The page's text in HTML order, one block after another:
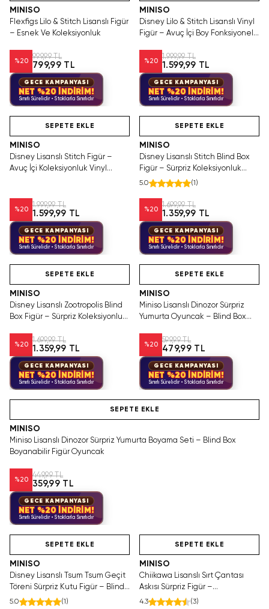
MINISO
Flexfigs Lilo & Stitch Lisanslı Figür
– Esnek Ve Koleksiyonluk
%20
999,99 TL
799,99 TL
GECE KAMPANYASI
NET %20 İNDİRİM!
Sınırlı Sürelidir • Stoklarla Sınırlıdır
MINISO
Disney Lilo & Stitch Lisanslı Vinyl
Figür – Avuç İçi Boy Fonksiyonel
%20
1.999,99 TL
1.599,99 TL
GECE KAMPANYASI
NET %20 İNDİRİM!
Sınırlı Sürelidir • Stoklarla Sınırlıdır
SEPETE EKLE
MINISO
Disney Lisanslı Stitch Figür –
Avuç İçi Koleksiyonluk Vinyl
%20
1.999,99 TL
1.599,99 TL
GECE KAMPANYASI
NET %20 İNDİRİM!
Sınırlı Sürelidir • Stoklarla Sınırlıdır
SEPETE EKLE
MINISO
Disney Lisanslı Stitch Blind Box
Figür – Sürpriz Koleksiyonluk
Kutu
5.0 (1 )
%20
1.699,99 TL
1.359,99 TL
GECE KAMPANYASI
NET %20 İNDİRİM!
Sınırlı Sürelidir • Stoklarla Sınırlıdır
SEPETE EKLE
MINISO
Disney Lisanslı Zootropolis Blind
Box Figür – Sürpriz Koleksiyonluk
%20
1.699,99 TL
1.359,99 TL
GECE KAMPANYASI
NET %20 İNDİRİM!
Sınırlı Sürelidir • Stoklarla Sınırlıdır
SEPETE EKLE
MINISO
Miniso Lisanslı Dinozor Sürpriz
Yumurta Oyuncak – Blind Box
%20
599,99 TL
479,99 TL
GECE KAMPANYASI
NET %20 İNDİRİM!
Sınırlı Sürelidir • Stoklarla Sınırlıdır
SEPETE EKLE
MINISO
Miniso Lisanslı Dinozor Sürpriz Yumurta Boyama Seti – Blind Box
Boyanabilir Figür Oyuncak
%20
449,99 TL
359,99 TL
GECE KAMPANYASI
NET %20 İNDİRİM!
Sınırlı Sürelidir • Stoklarla Sınırlıdır
Tükenmeden Satın Al
SEPETE EKLE
MINISO
Disney Lisanslı Tsum Tsum Geçit
Töreni Sürpriz Kutu Figür – Blind
Box
5.0 (1 )
SEPETE EKLE
MINISO
Chiikawa Lisanslı Sırt Çantası
Askısı Sürpriz Figür –
Koleksiyonluk Blind Box
4.3 (3)